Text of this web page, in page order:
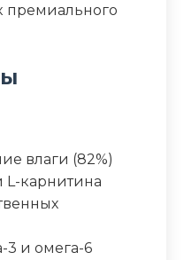
премиального
влаги (82%)
L-карнитина
3 и омега-6